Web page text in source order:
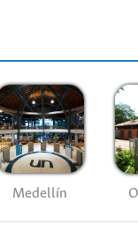
Medellín